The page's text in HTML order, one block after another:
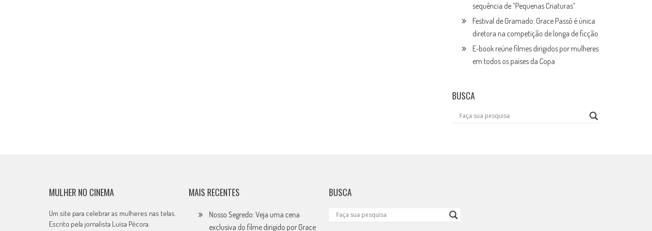
sequência de “Pequenas Criaturas”
Festival de Gramado: Grace Passô é única
diretora na competição de longa de ficção
E-book reúne filmes dirigidos por mulheres
em todos os países da Copa
BUSCA
MULHER NO CINEMA
Um site para celebrar as mulheres nas telas.
Escrito pela jornalista Luísa Pécora.
MAIS RECENTES
Nosso Segredo: Veja uma cena
exclusiva do filme dirigido por Grace
BUSCA